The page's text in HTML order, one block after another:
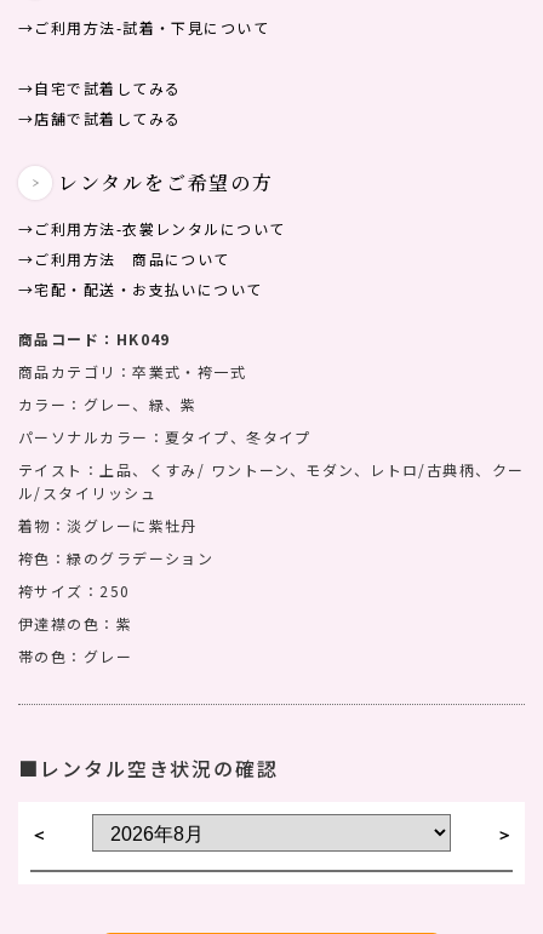
→ご利用方法-試着・下見について
→自宅で試着してみる
→店舗で試着してみる
レンタルをご希望の方
→ご利用方法-⾐裳レンタルについて
→ご利用方法 商品について
→宅配・配送・お支払いについて
商品コード：HK049
商品カテゴリ：卒業式・袴一式
カラー：グレー、緑、紫
パーソナルカラー：夏タイプ、冬タイプ
テイスト：上品、くすみ/ ワントーン、モダン、レトロ/古典柄、クー
ル/スタイリッシュ
着物：淡グレーに紫牡丹
袴色：緑のグラデーション
袴サイズ：250
伊達襟の色：紫
帯の色：グレー
■レンタル空き状況の確認
＜ ＞